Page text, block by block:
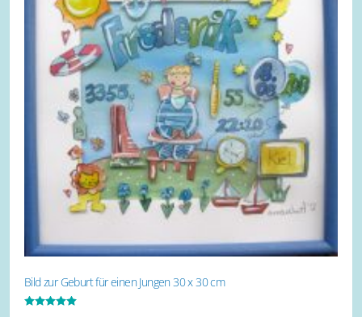
Bild zur Geburt für einen Jungen 30 x 30 cm